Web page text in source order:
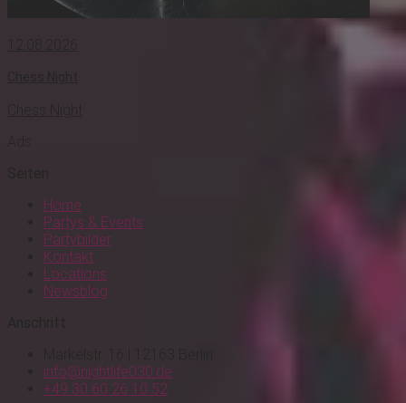
Home
Partys & Events
Partybilder
Kontakt
Locations
Newsblog
info@nightlife030.de
+49 30 60 26 10 52